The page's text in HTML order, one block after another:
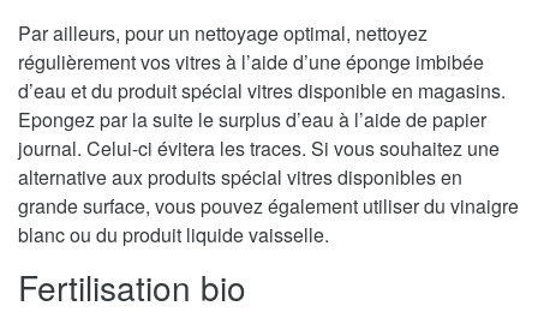
Par ailleurs, pour un nettoyage optimal, nettoyez
régulièrement vos vitres à l’aide d’une éponge imbibée
d’eau et du produit spécial vitres disponible en magasins.
Epongez par la suite le surplus d’eau à l’aide de papier
journal. Celui-ci évitera les traces. Si vous souhaitez une
alternative aux produits spécial vitres disponibles en
grande surface, vous pouvez également utiliser du vinaigre
blanc ou du produit liquide vaisselle.
Fertilisation bio